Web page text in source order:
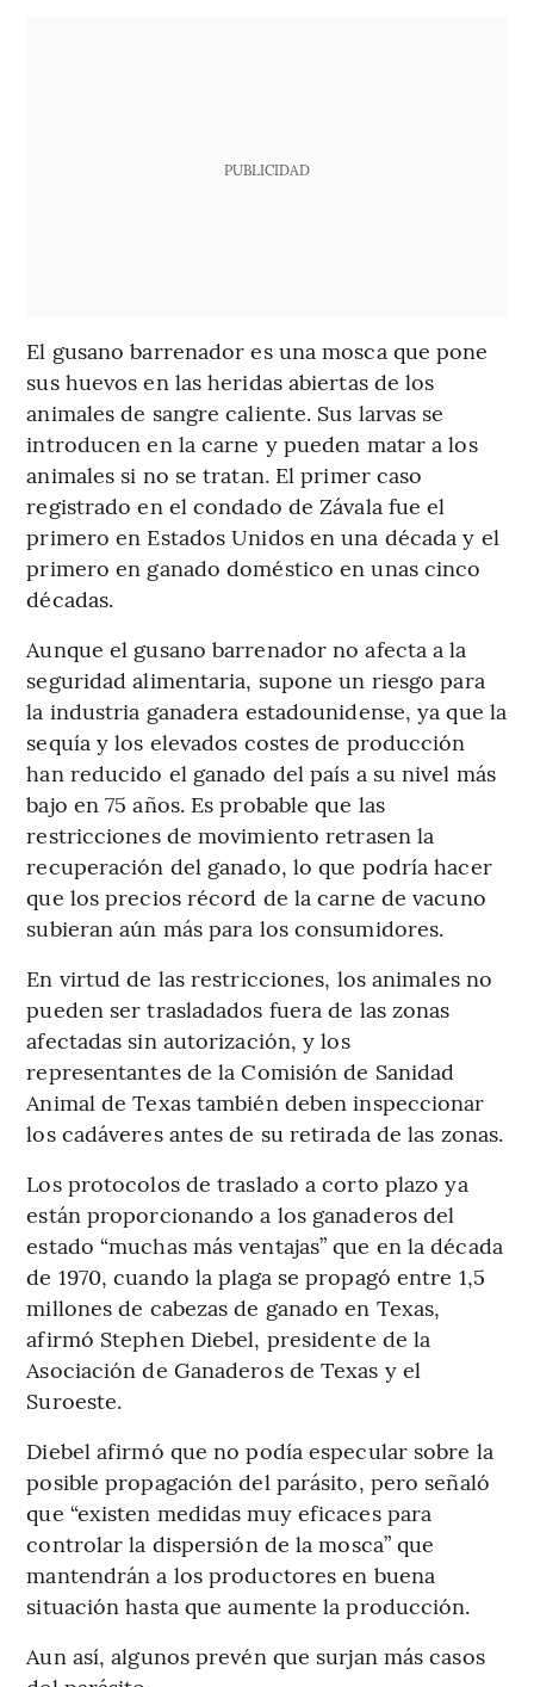
PUBLICIDAD
El gusano barrenador es una mosca que pone
sus huevos en las heridas abiertas de los
animales de sangre caliente. Sus larvas se
introducen en la carne y pueden matar a los
animales si no se tratan. El primer caso
registrado en el condado de Závala fue el
primero en Estados Unidos en una década y el
primero en ganado doméstico en unas cinco
décadas.
Aunque el gusano barrenador no afecta a la
seguridad alimentaria, supone un riesgo para
la industria ganadera estadounidense, ya que la
sequía y los elevados costes de producción
han reducido el ganado del país a su nivel más
bajo en 75 años. Es probable que las
restricciones de movimiento retrasen la
recuperación del ganado, lo que podría hacer
que los precios récord de la carne de vacuno
subieran aún más para los consumidores.
En virtud de las restricciones, los animales no
pueden ser trasladados fuera de las zonas
afectadas sin autorización, y los
representantes de la Comisión de Sanidad
Animal de Texas también deben inspeccionar
los cadáveres antes de su retirada de las zonas.
Los protocolos de traslado a corto plazo ya
están proporcionando a los ganaderos del
estado “muchas más ventajas” que en la década
de 1970, cuando la plaga se propagó entre 1,5
millones de cabezas de ganado en Texas,
afirmó Stephen Diebel, presidente de la
Asociación de Ganaderos de Texas y el
Suroeste.
Diebel afirmó que no podía especular sobre la
posible propagación del parásito, pero señaló
que “existen medidas muy eficaces para
controlar la dispersión de la mosca” que
mantendrán a los productores en buena
situación hasta que aumente la producción.
Aun así, algunos prevén que surjan más casos